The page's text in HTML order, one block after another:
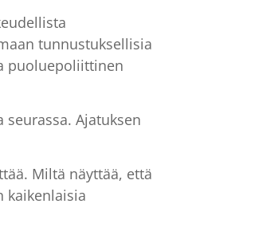
tunnustuksellisia
puoluepoliittinen
Ajatuksen
Miltä näyttää, että
kaikenlaisia